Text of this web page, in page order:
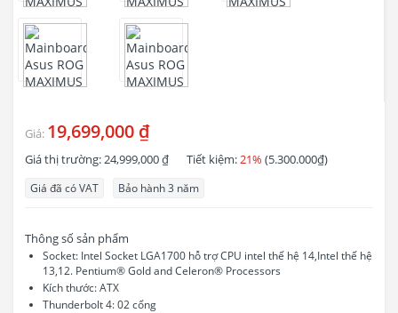
Giá: 19,699,000 ₫
Giá thị trường:24,999,000 ₫ Tiết kiệm:21% (5.300.000₫)
Giá đã có VAT Bảo hành 3 năm
Thông số sản phẩm
Socket: Intel Socket LGA1700 hỗ trợ CPU intel thế hệ 14,Intel thế hệ
13,12. Pentium® Gold and Celeron® Processors
Kích thước: ATX
Thunderbolt 4: 02 cổng